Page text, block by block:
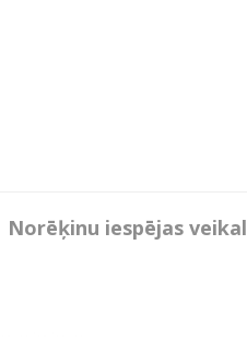
Norēķinu iespējas